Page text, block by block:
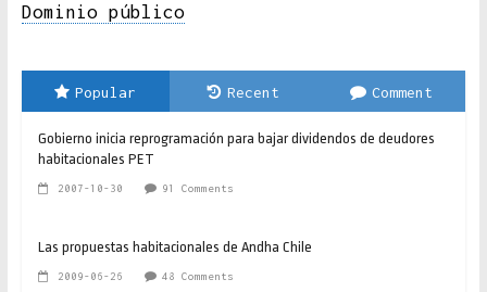
Dominio público
Popular Recent Comment
Gobierno inicia reprogramación para bajar dividendos de deudores
habitacionales PET
2007-10-30 91 Comments
Las propuestas habitacionales de Andha Chile
2009-06-26 48 Comments